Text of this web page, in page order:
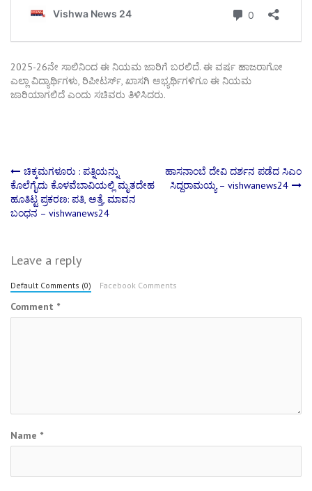
2025-26ನೇ ಸಾಲಿನಿಂದ ಈ ನಿಯಮ ಜಾರಿಗೆ ಬರಲಿದೆ. ಈ ವರ್ಷ ಹಾಜರಾಗೋ
ಎಲ್ಲಾ ವಿದ್ಯಾರ್ಥಿಗಳು, ರಿಪೀಟರ್ಸ್, ಖಾಸಗಿ ಅಭ್ಯರ್ಥಿಗಳಿಗೂ ಈ ನಿಯಮ
ಜಾರಿಯಾಗಲಿದೆ ಎಂದು ಸಚಿವರು ತಿಳಿಸಿದರು.
Post
navigation
ಚಿಕ್ಕಮಗಳೂರು : ಪತ್ನಿಯನ್ನು
ಕೊಲೆಗೈದು ಕೊಳವೆಬಾವಿಯಲ್ಲಿ ಮೃತದೇಹ
ಹೂತಿಟ್ಟ ಪ್ರಕರಣ: ಪತಿ, ಅತ್ತೆ, ಮಾವನ
ಬಂಧನ – vishwanews24
ಹಾಸನಾಂಬೆ ದೇವಿ ದರ್ಶನ ಪಡೆದ ಸಿಎಂ
ಸಿದ್ದರಾಮಯ್ಯ – vishwanews24
Leave a reply
Default Comments (0) Facebook Comments
Comment *
Name *